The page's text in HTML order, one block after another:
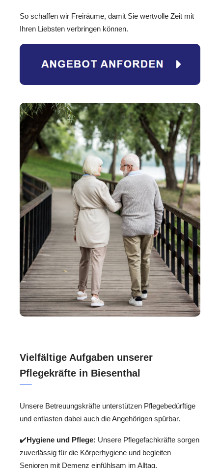
So schaffen wir Freiräume, damit Sie wertvolle Zeit mit
Ihren Liebsten verbringen können.
Vielfältige Aufgaben unserer
Pflegekräfte in Biesenthal
Unsere Betreuungskräfte unterstützen Pflegebedürftige
und entlasten dabei auch die Angehörigen spürbar.
✔️Hygiene und Pflege: Unsere Pflegefachkräfte sorgen
zuverlässig für die Körperhygiene und begleiten
Senioren mit Demenz einfühlsam im Alltag.